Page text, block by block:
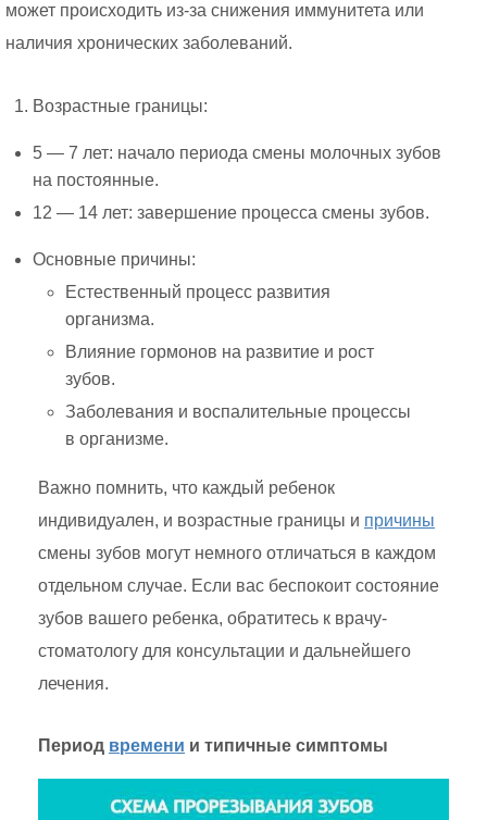
может происходить из-за снижения иммунитета или
наличия хронических заболеваний.
Возрастные границы:
5 — 7 лет: начало периода смены молочных зубов
на постоянные.
12 — 14 лет: завершение процесса смены зубов.
Основные причины:
Естественный процесс развития
организма.
Влияние гормонов на развитие и рост
зубов.
Заболевания и воспалительные процессы
в организме.
Важно помнить, что каждый ребенок
индивидуален, и возрастные границы и причины
смены зубов могут немного отличаться в каждом
отдельном случае. Если вас беспокоит состояние
зубов вашего ребенка, обратитесь к врачу-
стоматологу для консультации и дальнейшего
лечения.
Период времени и типичные симптомы